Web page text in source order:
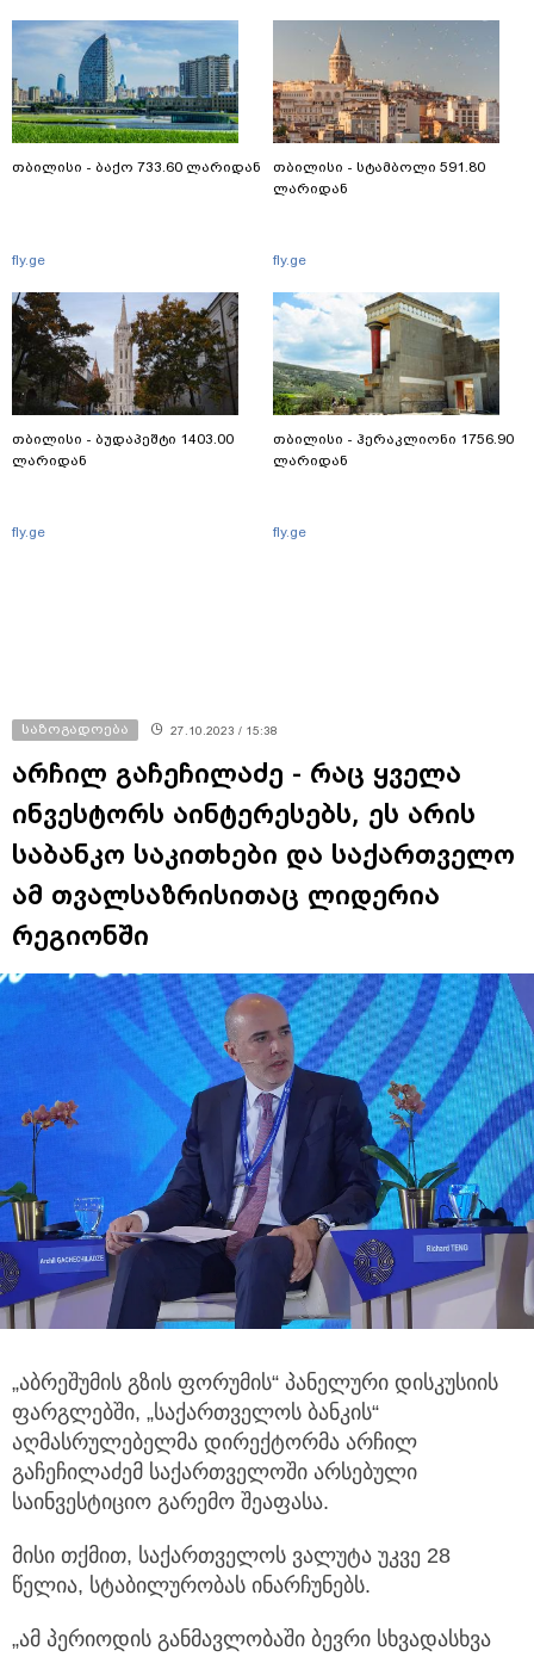
თბილისი - ბაქო 733.60 ლარიდან
fly.ge
თბილისი - ბუდაპეშტი 1403.00
ლარიდან
fly.ge
თბილისი - სტამბოლი 591.80
ლარიდან
fly.ge
თბილისი - ჰერაკლიონი 1756.90
ლარიდან
fly.ge
საზოგადოება 27.10.2023 / 15:38
არჩილ გაჩეჩილაძე - რაც ყველა
ინვესტორს აინტერესებს, ეს არის
საბანკო საკითხები და საქართველო
ამ თვალსაზრისითაც ლიდერია
რეგიონში
„აბრეშუმის გზის ფორუმის“ პანელური დისკუსიის
ფარგლებში, „საქართველოს ბანკის“
აღმასრულებელმა დირექტორმა არჩილ
გაჩეჩილაძემ საქართველოში არსებული
საინვესტიციო გარემო შეაფასა.
მისი თქმით, საქართველოს ვალუტა უკვე 28
წელია, სტაბილურობას ინარჩუნებს.
„ამ პერიოდის განმავლობაში ბევრი სხვადასხვა